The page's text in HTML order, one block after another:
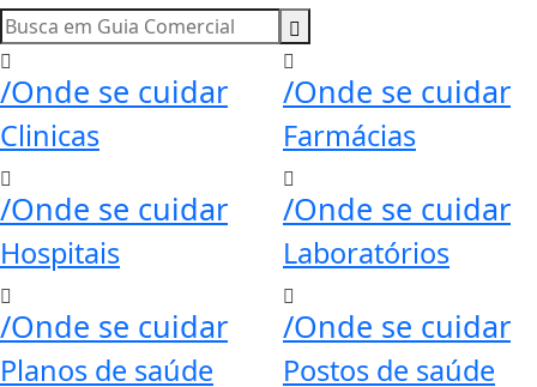
/Onde se cuidar
Clinicas
/Onde se cuidar
Farmácias
/Onde se cuidar
Hospitais
/Onde se cuidar
Laboratórios
/Onde se cuidar
Planos de saúde
/Onde se cuidar
Postos de saúde